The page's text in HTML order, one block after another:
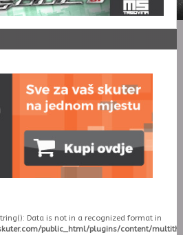
Data is not in a recognized format in
public_html/plugins/content/